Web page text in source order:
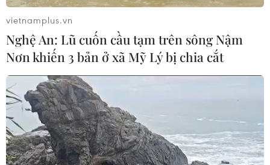
nữ nghi phạm bị bắt giữ
05/08/2026 15:07
Nhiều chuyến bay tại Đức chuyển
hướng do vật thể bay gần đường
băng
05/08/2026 10:54
vietnamplus.vn
Nghệ An: Lũ cuốn cầu tạm trên sông Nậm
Nơn khiến 3 bản ở xã Mỹ Lý bị chia cắt